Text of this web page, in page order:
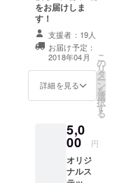
行っていま
す。
都内の児童
養護施設で
児童指導員
卒園してい
く若者たち
が多くの困
をお届けしま
す！
支援者：19人
お届け予定：
2018年04月
詳細を見る
こ
の
リ
タ
ー
ン
を
選
択
す
る
5,0
00 円
オリジ
ナルス